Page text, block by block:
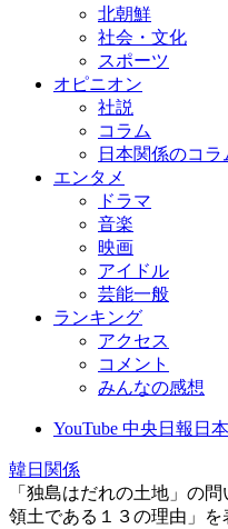
北朝鮮
社会・文化
スポーツ
オピニオン
社説
コラム
日本関係のコラ
エンタメ
ドラマ
音楽
映画
アイドル
芸能一般
ランキング
アクセス
コメント
みんなの感想
YouTube 中央日報日
韓日関係
「独島はだれの土地」の
領土である１３の理由」を